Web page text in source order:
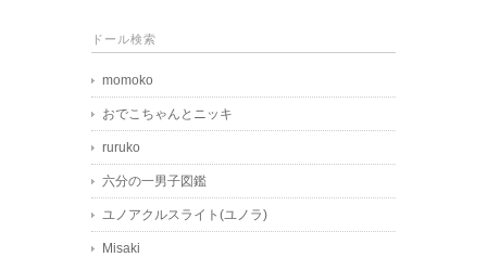
ドール検索
momoko
おでこちゃんとニッキ
ruruko
六分の一男子図鑑
ユノアクルスライト(ユノラ)
Misaki